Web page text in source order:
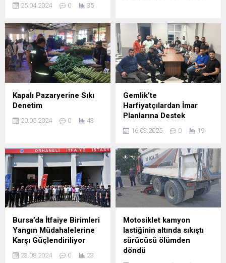
25.04.2024 0 35
Kapalı Pazaryerine Sıkı
Denetim
20.05.2024 0 43
Gemlik’te
Harfiyatçılardan İmar
Planlarına Destek
16.03.2025 0 19
Bursa’da İtfaiye Birimleri
Yangın Müdahalelerine
Karşı Güçlendiriliyor
23.08.2024 0 23
Motosiklet kamyon
lastiğinin altında sıkıştı
sürücüsü ölümden
döndü